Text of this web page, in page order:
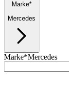
Marke*
Mercedes
Marke*Mercedes